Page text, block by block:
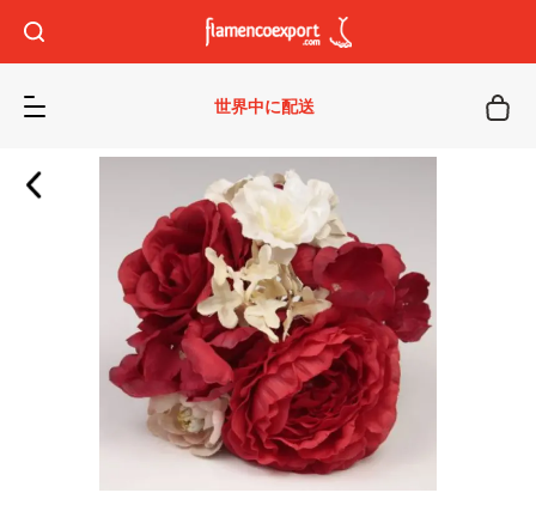
世界中に配送